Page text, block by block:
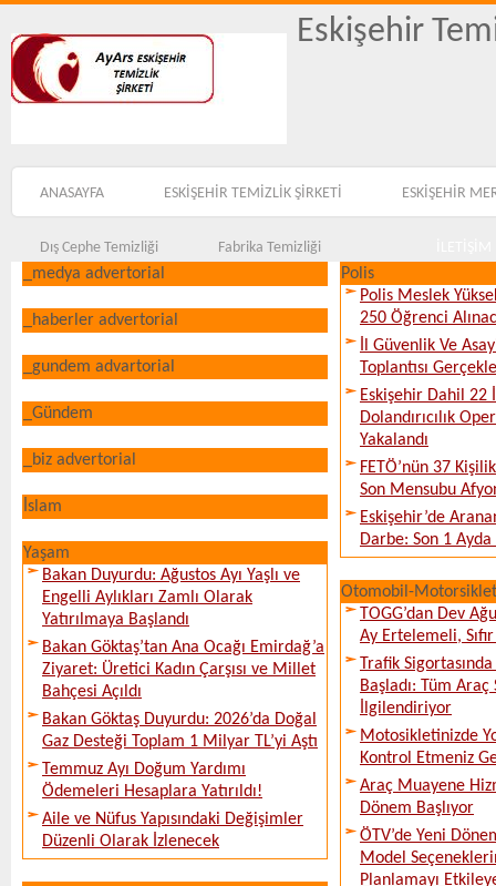
Eskişehir
ANASAYFA ESKİŞEHİR TEMİZLİK ŞİRKETİ ESKİŞEHİR
Dış Cephe Temizliği Fabrika Temizliği
_medya advertorial
_haberler advertorial
_gundem advartorial
_Gündem
_biz advertorial
İslam
Yaşam
Bakan Duyurdu: Ağustos Ayı Yaşlı ve
Engelli Aylıkları Zamlı Olarak
Yatırılmaya Başlandı
Bakan Göktaş’tan Ana Ocağı Emirdağ’a
Ziyaret: Üretici Kadın Çarşısı ve Millet
Bahçesi Açıldı
Bakan Göktaş Duyurdu: 2026’da Doğal
Gaz Desteği Toplam 1 Milyar TL’yi Aştı
Temmuz Ayı Doğum Yardımı
Ödemeleri Hesaplara Yatırıldı!
Aile ve Nüfus Yapısındaki Değişimler
Düzenli Olarak İzlenecek
Polis
Polis Meslek
250 Öğrenci
İl Güvenlik Ve
Toplantısı
Eskişehir Dahil
Dolandırıcılık
Yakalandı
FETÖ’nün 37
Son Mensubu
Eskişehir’de
Darbe: Son 1 Ayda
Otomobil-Motorsiklet
TOGG’dan Dev
Ay Ertelemeli,
Trafik
Başladı: Tüm
İlgilendiriyor
Motosikletinizde
Kontrol Etmeniz
Araç Muayene
Dönem Başlıyor
ÖTV’de Yeni
Model
Planlamayı